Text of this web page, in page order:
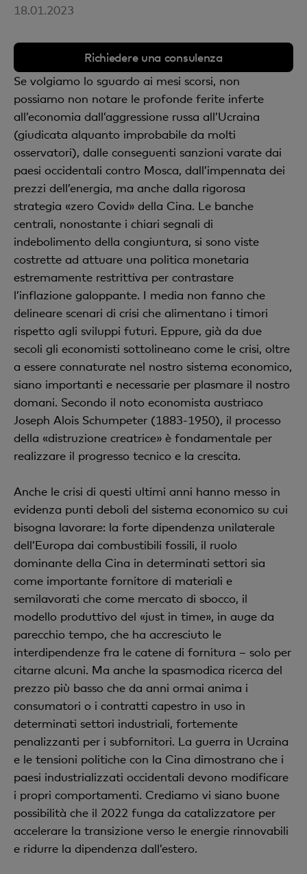
18.01.2023
Richiedere una consulenza
Se volgiamo lo sguardo ai mesi scorsi, non
possiamo non notare le profonde ferite inferte
all’economia dall’aggressione russa all’Ucraina
(giudicata alquanto improbabile da molti
osservatori), dalle conseguenti sanzioni varate dai
paesi occidentali contro Mosca, dall’impennata dei
prezzi dell’energia, ma anche dalla rigorosa
strategia «zero Covid» della Cina. Le banche
centrali, nonostante i chiari segnali di
indebolimento della congiuntura, si sono viste
costrette ad attuare una politica monetaria
estremamente restrittiva per contrastare
l’inflazione galoppante. I media non fanno che
delineare scenari di crisi che alimentano i timori
rispetto agli sviluppi futuri. Eppure, già da due
secoli gli economisti sottolineano come le crisi, oltre
a essere connaturate nel nostro sistema economico,
siano importanti e necessarie per plasmare il nostro
domani. Secondo il noto economista austriaco
Joseph Alois Schumpeter (1883-1950), il processo
della «distruzione creatrice» è fondamentale per
realizzare il progresso tecnico e la crescita.
Anche le crisi di questi ultimi anni hanno messo in
evidenza punti deboli del sistema economico su cui
bisogna lavorare: la forte dipendenza unilaterale
dell’Europa dai combustibili fossili, il ruolo
dominante della Cina in determinati settori sia
come importante fornitore di materiali e
semilavorati che come mercato di sbocco, il
modello produttivo del «just in time», in auge da
parecchio tempo, che ha accresciuto le
interdipendenze fra le catene di fornitura – solo per
citarne alcuni. Ma anche la spasmodica ricerca del
prezzo più basso che da anni ormai anima i
consumatori o i contratti capestro in uso in
determinati settori industriali, fortemente
penalizzanti per i subfornitori. La guerra in Ucraina
e le tensioni politiche con la Cina dimostrano che i
paesi industrializzati occidentali devono modificare
i propri comportamenti. Crediamo vi siano buone
possibilità che il 2022 funga da catalizzatore per
accelerare la transizione verso le energie rinnovabili
e ridurre la dipendenza dall’estero.